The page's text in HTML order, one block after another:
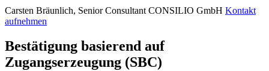
Carsten Bräunlich, Senior Consultant CONSILIO GmbH Kontakt
aufnehmen
Bestätigung basierend auf
Zugangserzeugung (SBC)